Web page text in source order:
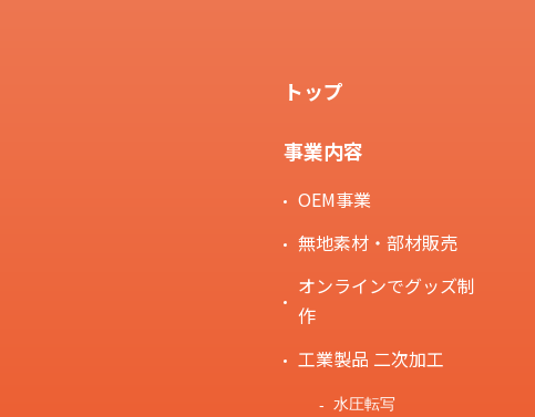
トップ
事業内容
OEM事業
無地素材・部材販売
オンラインでグッズ制
作
工業製品 二次加工
水圧転写